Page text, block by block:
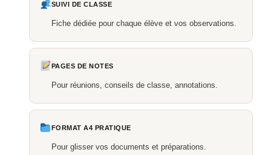
SUIVI DE CLASSE
Fiche dédiée pour chaque élève et vos observations.
PAGES DE NOTES
Pour réunions, conseils de classe, annotations.
FORMAT A4 PRATIQUE
Pour glisser vos documents et préparations.